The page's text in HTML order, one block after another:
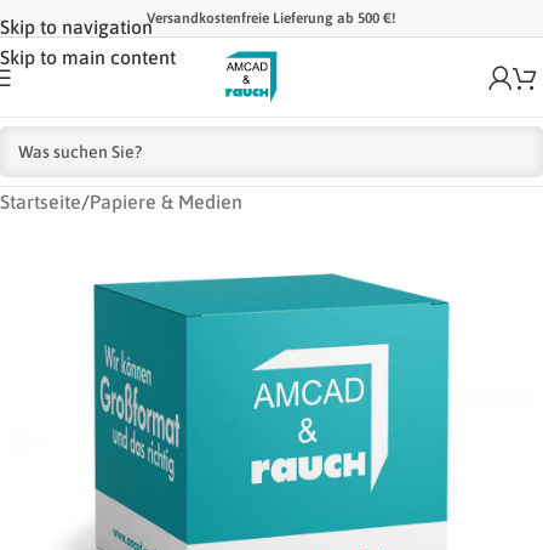
Skip to navigation
Skip to main content
Versandkostenfreie Lieferung ab 500 €!
Startseite/Papiere & Medien